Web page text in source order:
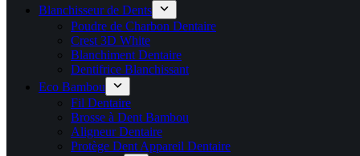
Blanchisseur de Dents
Poudre de Charbon Dentaire
Crest 3D White
Blanchiment Dentaire
Dentifrice Blanchissant
Eco Bambou
Fil Dentaire
Brosse à Dent Bambou
Aligneur Dentaire
Protège Dent Appareil Dentaire